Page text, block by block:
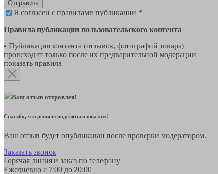
Отправить
Я согласен с правилами публикации *
Правила публикации пользовательского контента
• Публикация контента (отзывов, фотографий товара)
происходит только после их предварительной модерации
показать правила
Ваш отзыв отправлен!
Спасибо, что решили поделиться опытом!
Ваш отзыв будет опубликован после проверки модератором.
Заказать звонок
Горячая линия и заказ по телефону
Ежедневно с 7:00 до 20:00